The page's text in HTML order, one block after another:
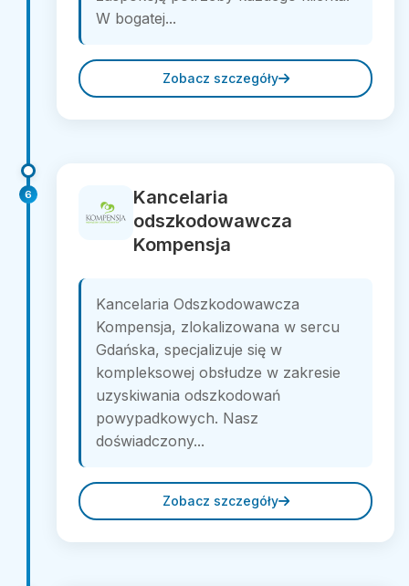
W bogatej...
Zobacz szczegóły
6
Kancelaria
odszkodowawcza
Kompensja
Kancelaria Odszkodowawcza
Kompensja, zlokalizowana w sercu
Gdańska, specjalizuje się w
kompleksowej obsłudze w zakresie
uzyskiwania odszkodowań
powypadkowych. Nasz
doświadczony...
Zobacz szczegóły